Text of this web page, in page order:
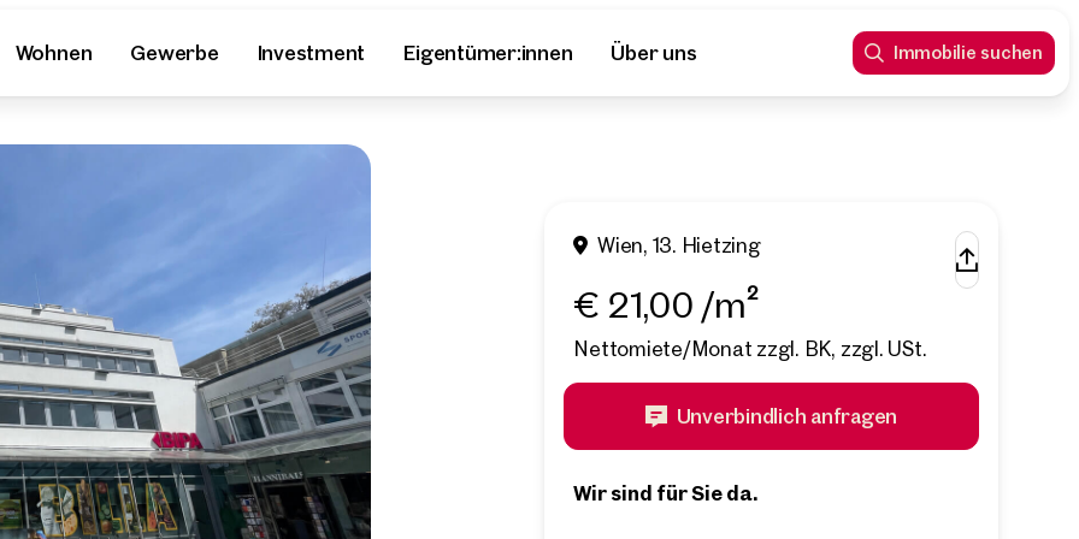
Wohnen Gewerbe Investment Eigentümer:innen Über uns Immobilie suchen
Wien, 13. Hietzing
€ 21,00 /m²
Nettomiete/Monat zzgl. BK, zzgl. USt.
Unverbindlich anfragen
Wir sind für Sie da.